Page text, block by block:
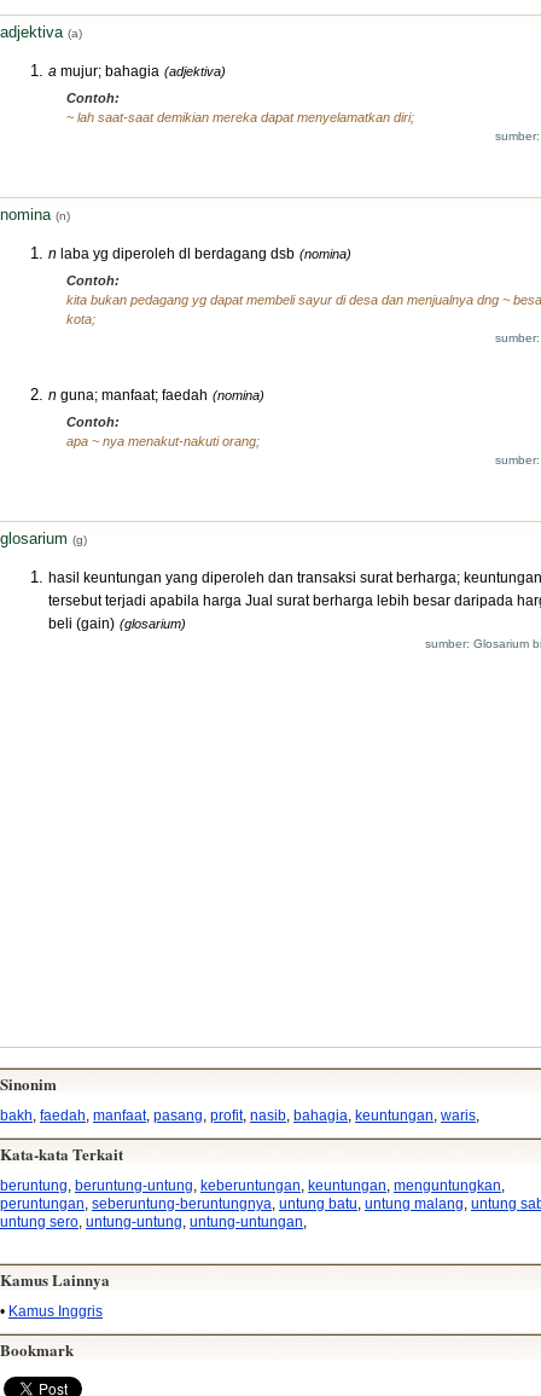
adjektiva (a)
a mujur; bahagia (adjektiva)
Contoh:
~ lah saat-saat demikian mereka dapat menyelamatkan diri;
nomina (n)
n laba yg diperoleh dl berdagang dsb (nomina)
Contoh:
kita bukan pedagang yg dapat membeli sayur di desa dan menjualnya dng ~
kota;
n guna; manfaat; faedah (nomina)
Contoh:
apa ~ nya menakut-nakuti orang;
glosarium (g)
hasil keuntungan yang diperoleh dan transaksi surat berharga; keuntungan
tersebut terjadi apabila harga Jual surat berharga lebih besar daripada
beli (gain) (glosarium)
sumber: Glosarium
Sinonim
bakh faedah manfaat, pasang profit, nasib bahagia keuntungan waris
Kata-kata Terkait
beruntung, beruntung-untung, keberuntungan, keuntungan, menguntungkan,
peruntungan, seberuntung-beruntungnya, untung batu, untung malang, untung
untung sero, untung-untung, untung-untungan,
Kamus Lainnya
• Kamus Inggris
Bookmark